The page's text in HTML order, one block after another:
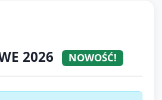
2026 NOWOŚĆ!